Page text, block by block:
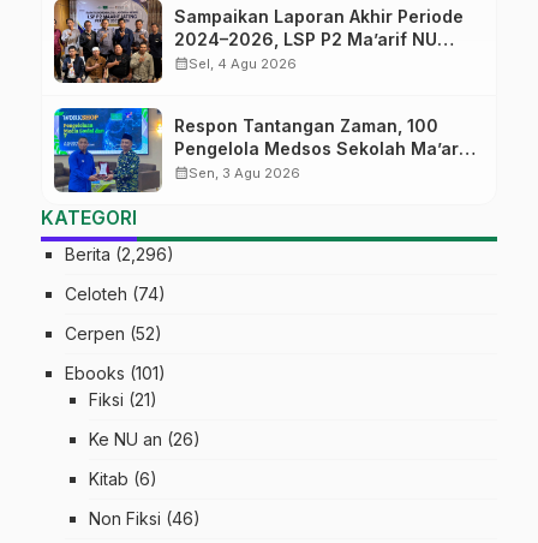
Sampaikan Laporan Akhir Periode
2024–2026, LSP P2 Ma’arif NU
Jateng Mantapkan Sinergi Link and
calendar_monthSel, 4 Agu 2026
Respon Tantangan Zaman, 100
Pengelola Medsos Sekolah Ma’arif
Pekalongan Ikuti Pelatihan Literasi
calendar_monthSen, 3 Agu 2026
KATEGORI
Berita (2,296)
Celoteh (74)
Cerpen (52)
Ebooks (101)
Fiksi (21)
Ke NU an (26)
Kitab (6)
Non Fiksi (46)